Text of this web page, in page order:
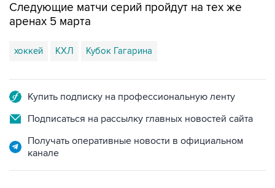
Следующие матчи серий пройдут на тех же
аренах 5 марта
хоккей КХЛ Кубок Гагарина
Купить подписку на профессиональную ленту
Подписаться на рассылку главных новостей сайта
Получать оперативные новости в официальном
канале